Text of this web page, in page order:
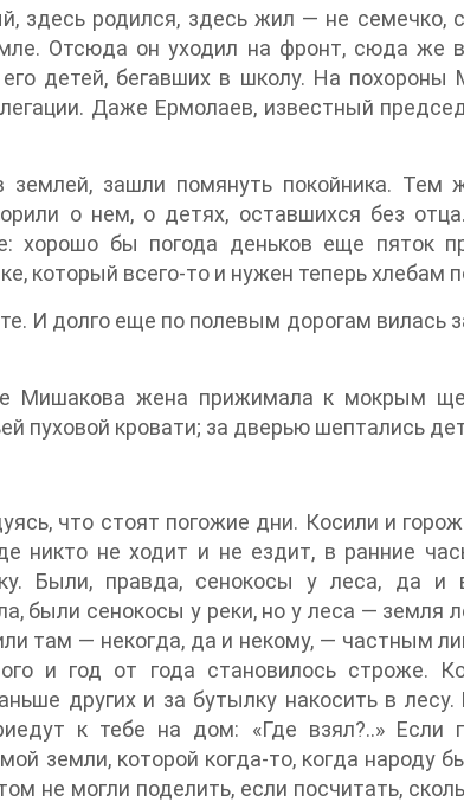
здесь родился, здесь жил — не семечко,
Отсюда он уходил на фронт, сюда же
детей, бегавших в школу. На похороны
Даже Ермолаев, известный
землей, зашли помянуть покойника.
о нем, о детях, оставшихся без
хорошо бы погода деньков еще пяток
который всего-то и нужен теперь хлебам
И долго еще по полевым дорогам вилась
Мишакова жена прижимала к мокрым
пуховой кровати; за дверью шептались
что стоят погожие дни. Косили и
никто не ходит и не ездит, в ранние
Были, правда, сенокосы у леса, да
были сенокосы у реки, но у леса — земля
там — некогда, да и некому, — частным
и год от года становилось строже.
других и за бутылку накосить в
к тебе на дом: «Где взял?..» Если
земли, которой когда-то, когда народу
не могли поделить, если посчитать,